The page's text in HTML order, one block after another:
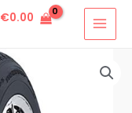
€0.00